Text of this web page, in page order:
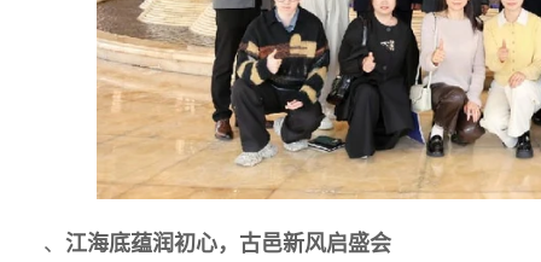
、 江海底蕴润初心，古邑新风启盛会